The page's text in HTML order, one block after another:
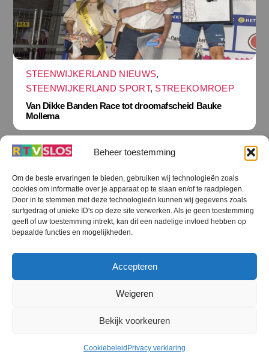
Beheer toestemming
Om de beste ervaringen te bieden, gebruiken wij technologieën zoals
cookies om informatie over je apparaat op te slaan en/of te raadplegen.
Door in te stemmen met deze technologieën kunnen wij gegevens zoals
surfgedrag of unieke ID's op deze site verwerken. Als je geen toestemming
geeft of uw toestemming intrekt, kan dit een nadelige invloed hebben op
bepaalde functies en mogelijkheden.
Accepteren
Weigeren
Bekijk voorkeuren
Cookiebeleid Privacy verklaring
STEENWIJKERLAND NIEUWS,
STEENWIJKERLAND SPORT, STREEKOMROEP
Van Dikke Banden Race tot droomafscheid Bauke
Mollema
Terug
naar
boven
RTV SLOS
RTV SLOS ANBI